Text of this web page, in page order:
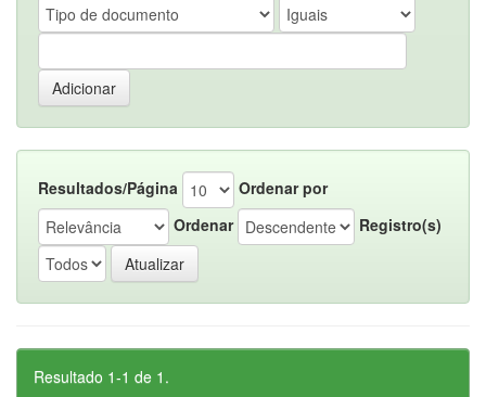
Resultados/Página
Ordenar por
Ordenar
Registro(s)
Resultado 1-1 de 1.